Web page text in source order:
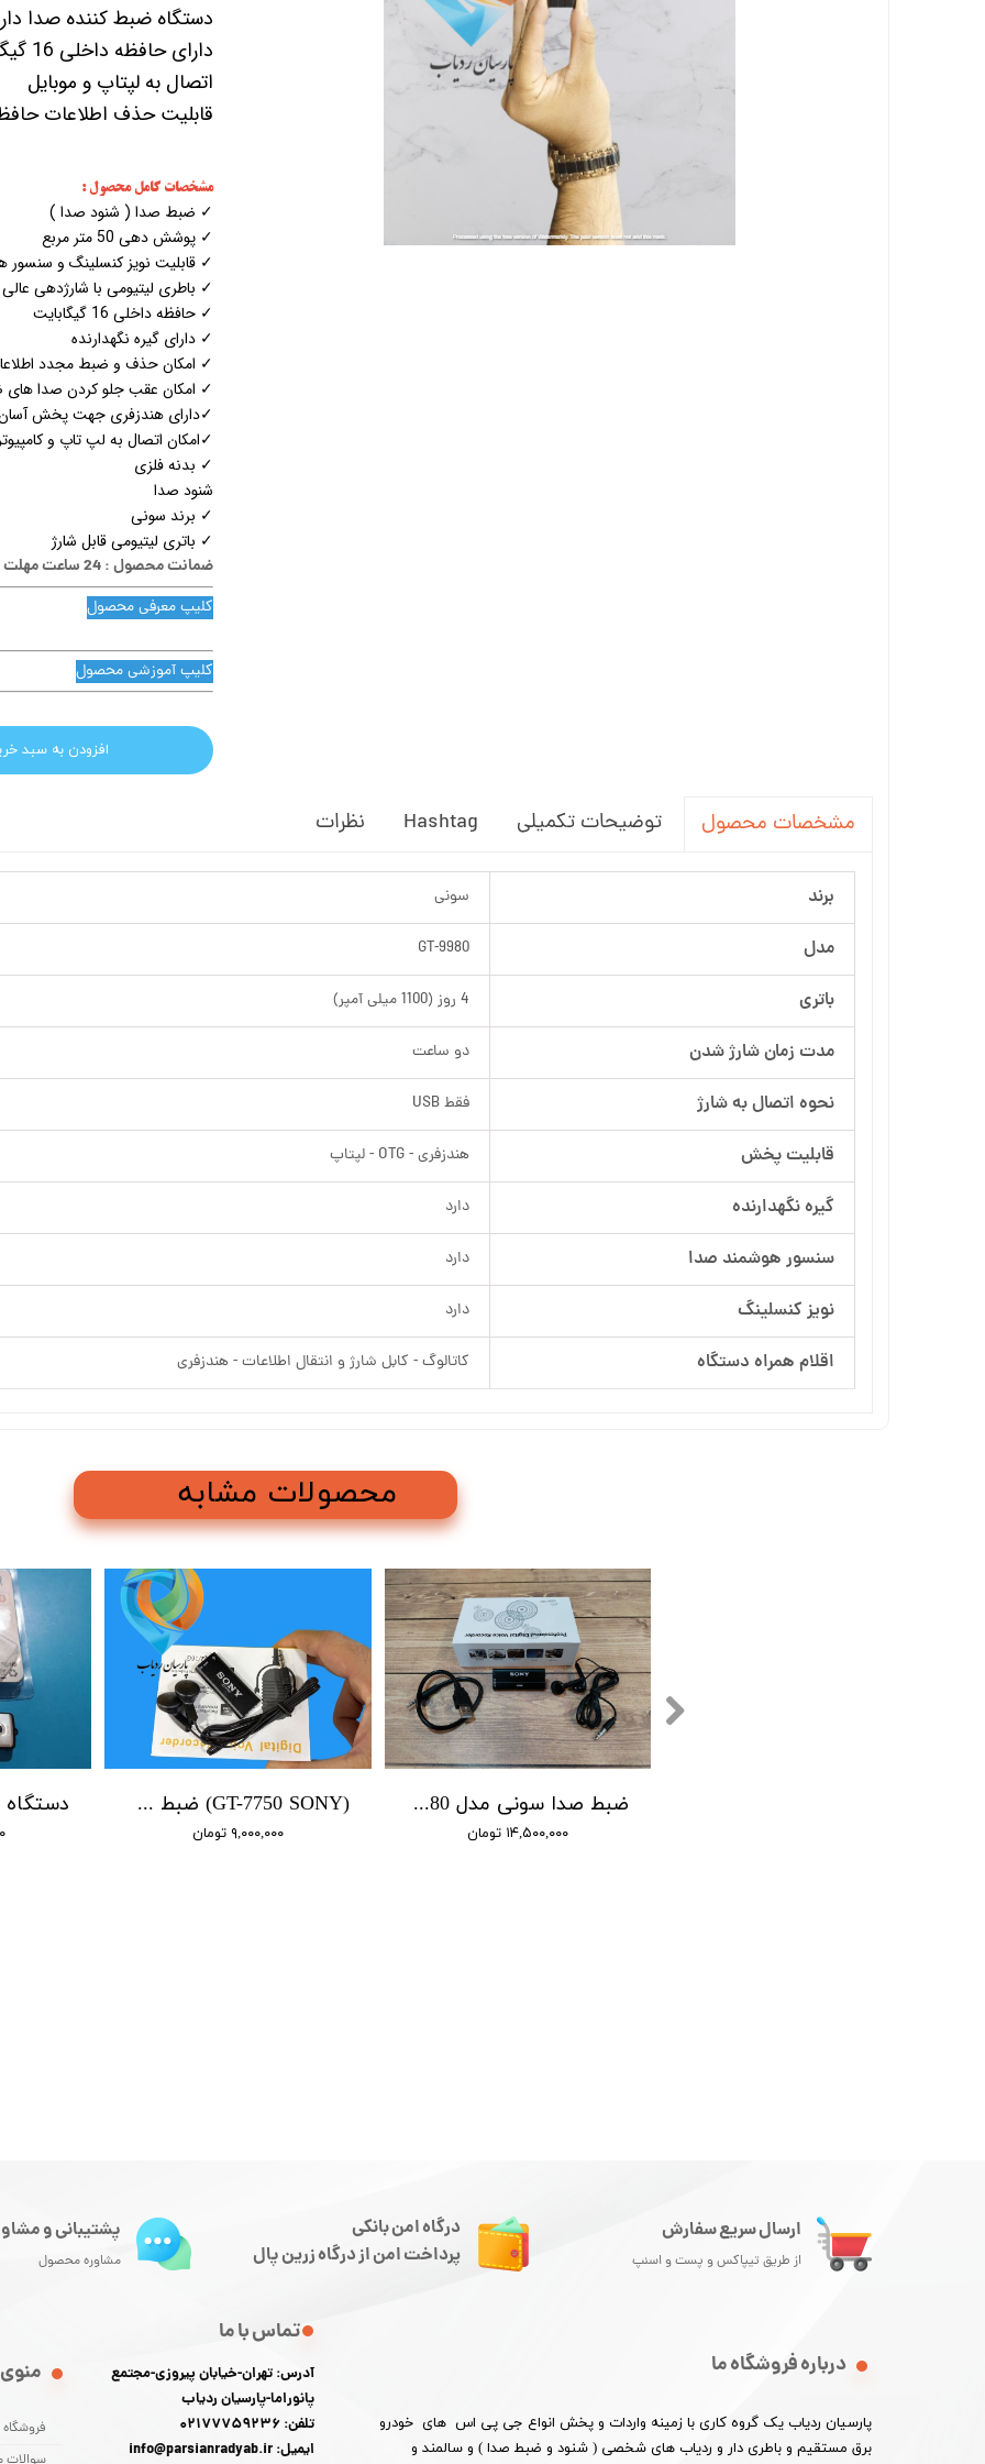
دستگاه ضبط کننده صدا
اتصال به لپتاپ و موبایل
قابلیت حذف اطلاعات
مشخصات کامل محصول :
✓ ضبط صدا ( شنود صدا )
✓ پوشش دهی 50 متر مربع
✓ قابلیت نویز کنسلینگ و
✓ باطری لیتیومی با شارژدهی عالی
✓ حافظه داخلی 16 گیگابایت
✓ دارای گیره نگهدارنده
✓ امکان حذف و ضبط مجدد
✓ امکان عقب جلو کردن صدا
✓دارای هندزفری جهت پخش
✓امکان اتصال به لپ تاپ و
✓ بدنه فلزی
شنود صدا
✓ برند سونی
✓ باتری لیتیومی قابل شارژ
ضمانت محصول : 24 ساعت مهلت تست
کلیپ معرفی محصول
کلیپ آموزشی محصول
افزودن به سبد
مشخصات محصول توضیحات تکمیلی Hashtag نظرات
برند سونی
مدل GT-9980
باتری 4 روز (1100 میلی آمپر)
مدت زمان شارژ شدن دو ساعت
نحوه اتصال به شارژ فقط USB
قابلیت پخش هندزفری - OTG - لپتاپ
گیره نگهدارنده دارد
سنسور هوشمند صدا دارد
نویز کنسلینگ دارد
اقلام همراه دستگاه کاتالوگ - کابل شارژ و انتقال اطلاعات - هندزفری
(GT-7750 SONY) ضبط کننده دیجیتالی صدا سونی - 16 گیگابایت - سنسور هوشمند صدا
۹,۰۰۰,۰۰۰ تومان
ضبط صدا سونی مدل 9980 / 4 روز شارژ / 16 گیگابایت / سنسور صدا
۱۴,۵۰۰,۰۰۰ تومان
محصولات مشابه
ارسال سریع سفارش
از طریق تیپاکس و پست و اسنپ
درباره فروشگاه ما
پارسیان ردیاب یک گروه کاری با زمینه واردات و پخش انواع جی پی اس های خودرو
برق مستقیم و باطری دار و ردیاب های شخصی ( شنود و ضبط صدا ) و سالمند و
فروشگاه
تماس با ما
آدرس: تهران-خیابان پیروزی-مجتمع
پانوراما-پارسیان ردیاب
تلفن: 02177759236
ایمیل: info@parsianradyab.ir
درگاه امن بانکی
پرداخت امن از درگاه زرین پال
پشتیبانی و
مشاوره محصول